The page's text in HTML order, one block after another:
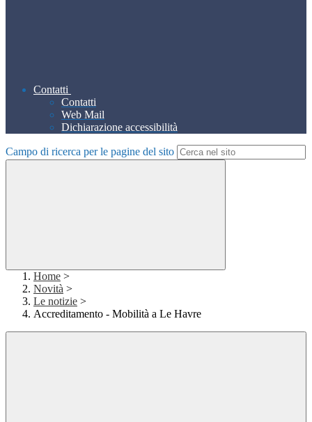
Contatti
Contatti
Web Mail
Dichiarazione accessibilità
Campo di ricerca per le pagine del sito
Home >
Novità >
Le notizie >
Accreditamento - Mobilità a Le Havre